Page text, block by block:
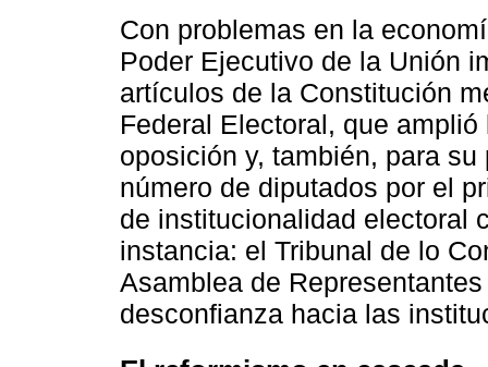
Con problemas en la
Poder Ejecutivo de la Unión
artículos de la Constitución
Federal Electoral, que
oposición y, también, para
número de diputados por el
de institucionalidad electoral
instancia: el Tribunal de lo
Asamblea de
desconfianza hacia las